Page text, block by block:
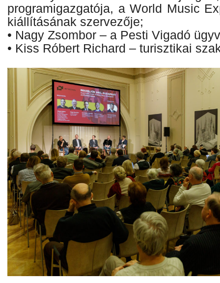
programigazgatója, a World Music
kiállításának szervezője;
• Nagy Zsombor – a Pesti Vigadó
• Kiss Róbert Richard – turisztikai